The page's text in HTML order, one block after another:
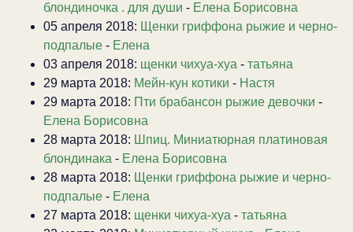
блондиночка . для души - Елена Борисовна
05 апреля 2018: Щенки гриффона рыжие и черно-
подпалые - Елена
03 апреля 2018: щенки чихуа-хуа - татьяна
29 марта 2018: Мейн-кун котики - Настя
29 марта 2018: Пти брабансон рыжие девочки -
Елена Борисовна
28 марта 2018: Шпиц. Миниатюрная платиновая
блондинака - Елена Борисовна
28 марта 2018: Щенки гриффона рыжие и черно-
подпалые - Елена
27 марта 2018: щенки чихуа-хуа - татьяна